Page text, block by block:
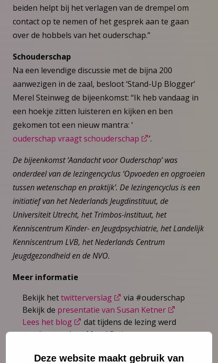
Deze website maakt gebruik van
beiden helpt bij het verlagen van de drempel om
contact op te nemen of het gesprek aan te gaan
over de hobbels van het ouderschap.”
Schouderschap
Na een levendige discussie met de bijna 200
aanwezigen in de zaal, besloot ‘Stand-Up Blogger’
Merel Steinweg de bijeenkomst: “Ik heb vandaag in
een hoekje zitten luisteren en kijken en ben
gekomen tot een nieuw mantra: ‘
ouderschap vraagt schouderschap
’.
De bijeenkomst ‘Aandacht voor Ouderschap’ was
onderdeel van de lezingencyclus ‘Opvoeden en opgroeien
tussen wetenschap en praktijk’. De lezingencyclus is een
initiatief van het Nederlands Jeugdinstituut, de
Universiteit Utrecht, het Trimbos-instituut, het
Kenniscentrum Kinder- en Jeugdpsychiatrie, het Landelijk
Kenniscentrum LVB, het Nederlands Centrum
Jeugdgezondheid en de NVO.
Meer informatie
Bekijk hettwitterverslag
via #ouderschap
Bekijk de presentatie van Susan Ketner
Lees het blog
dat tijdens de lezing werd
geschreven door Merel Steinweg
Ouderschap’ is onderdeel van onze JGZ